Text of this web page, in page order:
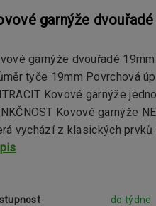
garnýže
garnýže dvouřadé
tyče 19mm Povrchová
Kovové garnýže
Kovové garnýže
vychází z klasických
do týdne